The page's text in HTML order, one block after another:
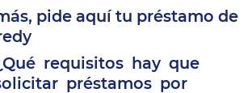
pide aquí tu préstamo de
requisitos hay que
préstamos por